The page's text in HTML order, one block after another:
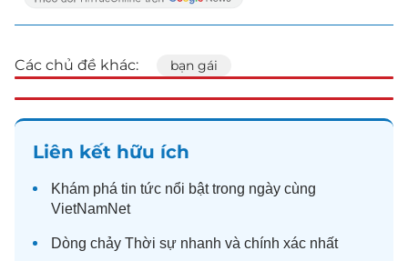
Các chủ đề khác: bạn gái
Liên kết hữu ích
Khám phá tin tức nổi bật trong ngày cùng
VietNamNet
Dòng chảy Thời sự nhanh và chính xác nhất